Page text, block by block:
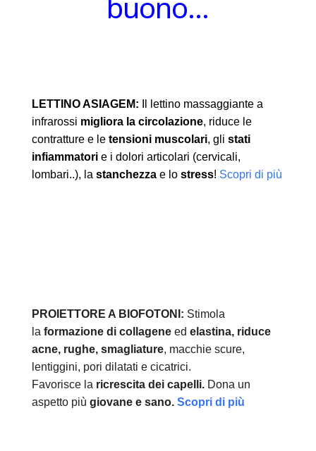
buono…
LETTINO ASIAGEM:
Il lettino massaggiante a
infrarossi migliora la circolazione, riduce le
contratture e le tensioni muscolari, gli stati
infiammatori e i dolori articolari (cervicali,
lombari..), la stanchezzae lo stress! Scopri di più
PROIETTORE A BIOFOTONI: Stimola
la formazione di collagene ed elastina, riduce
acne, rughe, smagliature, macchie scure,
lentiggini, pori dilatati e cicatrici.
Favorisce la ricrescita dei capelli. Dona un
aspetto più giovane e sano. Scopri di più